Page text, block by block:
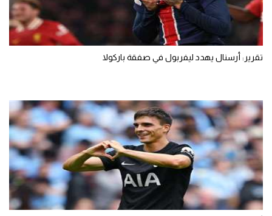
تقرير: أرسنال يهدد ليفربول في صفقة باركولا